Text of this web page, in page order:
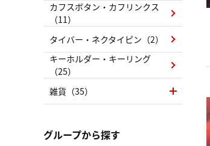
カフスボタン・カフリンクス
（11）
タイバー・ネクタイピン（2）
キーホルダー・キーリング
（25）
雑貨（35）
グループから探す